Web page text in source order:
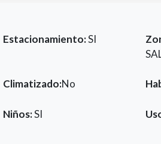
Estacionamiento:SI
Climatizado:No
Niños:SI